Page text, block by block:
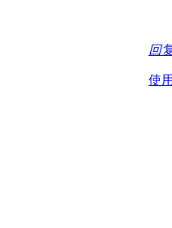
回
使